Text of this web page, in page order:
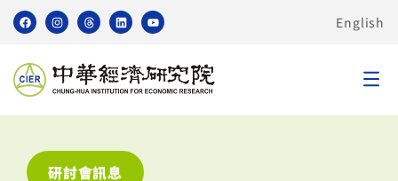
English
研討會訊息